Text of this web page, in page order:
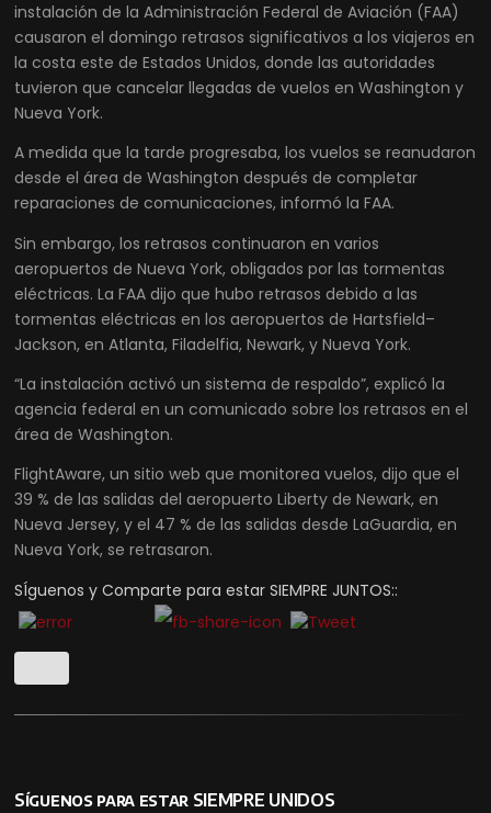
instalación de la Administración Federal de Aviación (FAA)
causaron el domingo retrasos significativos a los viajeros en
la costa este de Estados Unidos, donde las autoridades
tuvieron que cancelar llegadas de vuelos en Washington y
Nueva York.
A medida que la tarde progresaba, los vuelos se reanudaron
desde el área de Washington después de completar
reparaciones de comunicaciones, informó la FAA.
Sin embargo, los retrasos continuaron en varios
aeropuertos de Nueva York, obligados por las tormentas
eléctricas. La FAA dijo que hubo retrasos debido a las
tormentas eléctricas en los aeropuertos de Hartsfield–
Jackson, en Atlanta, Filadelfia, Newark, y Nueva York.
“La instalación activó un sistema de respaldo”, explicó la
agencia federal en un comunicado sobre los retrasos en el
área de Washington.
FlightAware, un sitio web que monitorea vuelos, dijo que el
39 % de las salidas del aeropuerto Liberty de Newark, en
Nueva Jersey, y el 47 % de las salidas desde LaGuardia, en
Nueva York, se retrasaron.
SÍguenos y Comparte para estar SIEMPRE JUNTOS::
Síguenos para estar SIEMPRE UNIDOS